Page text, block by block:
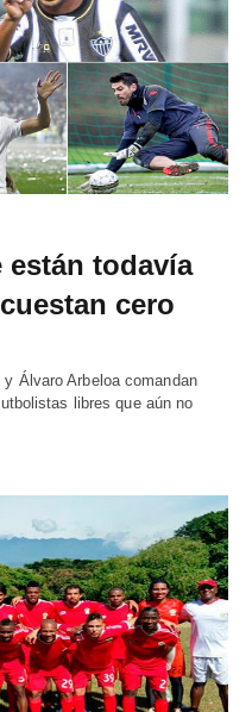
están todavía
cero
Álvaro Arbeloa comandan
libres que aún no